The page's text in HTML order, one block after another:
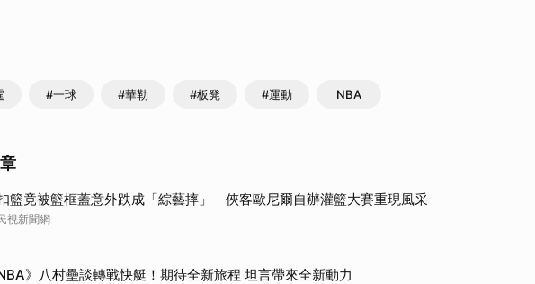
#一球 #華勒 #板凳 #運動 NBA
籃竟被籃框蓋意外跌成「綜藝摔」 俠客歐尼爾自辦灌籃大賽重現風采
視新聞網
》八村壘談轉戰快艇！期待全新旅程 坦言帶來全新動力